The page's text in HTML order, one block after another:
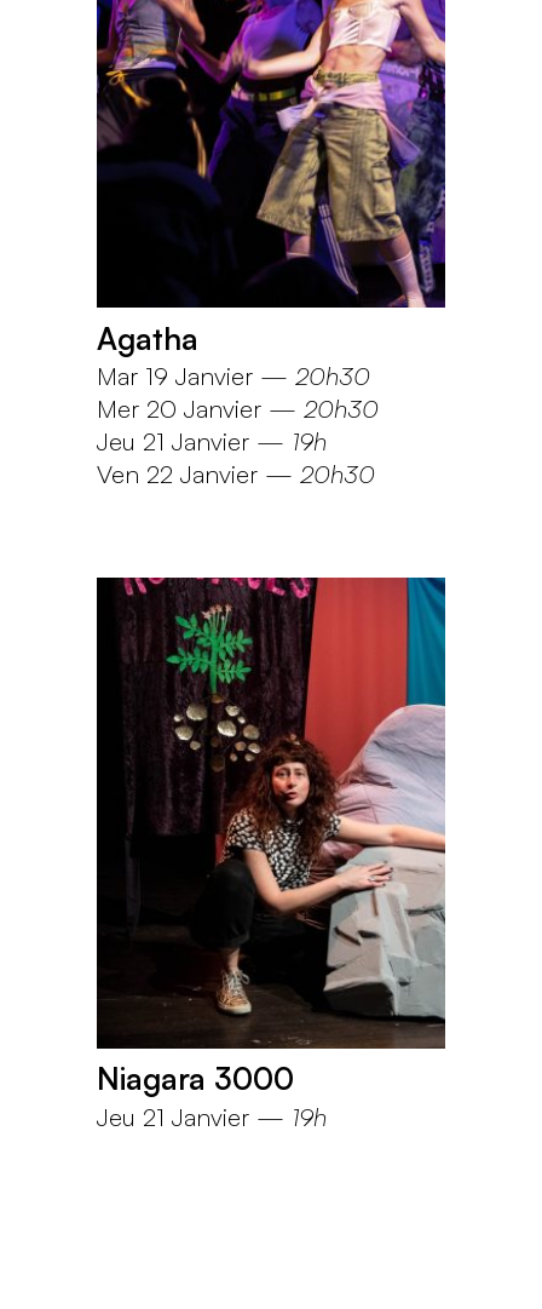
Agatha
Mar 19 Janvier — 20h30
Mer 20 Janvier — 20h30
Jeu 21 Janvier — 19h
Ven 22 Janvier — 20h30
Niagara 3000
Jeu 21 Janvier — 19h